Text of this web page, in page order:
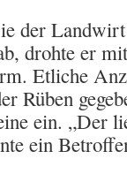
der
drohte er
Etliche
Rüben
ein. „Der
ein